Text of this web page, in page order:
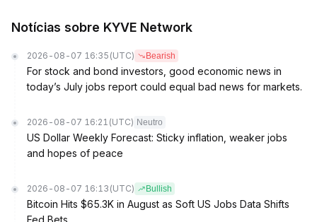
Notícias sobre KYVE Network
2026-08-07 16:35 (UTC) Bearish
For stock and bond investors, good economic news in
today’s July jobs report could equal bad news for markets.
2026-08-07 16:21 (UTC) Neutro
US Dollar Weekly Forecast: Sticky inflation, weaker jobs
and hopes of peace
2026-08-07 16:13 (UTC) Bullish
Bitcoin Hits $65.3K in August as Soft US Jobs Data Shifts
Fed Bets